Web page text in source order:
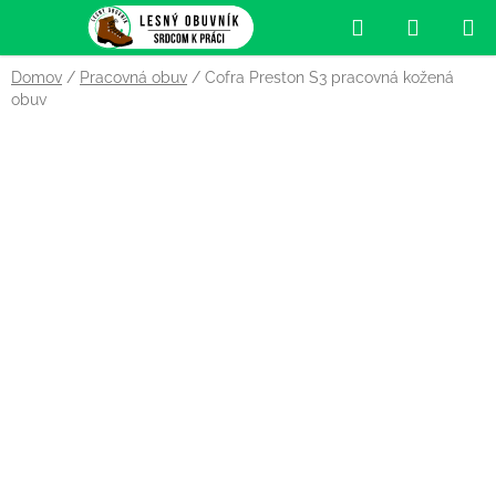
obsah
Hľadať
KOŠÍK
Domov / Pracovná obuv / Cofra Preston S3 pracovná kožená
obuv